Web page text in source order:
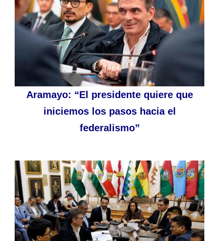
Aramayo: “El presidente quiere que
iniciemos los pasos hacia el
federalismo”